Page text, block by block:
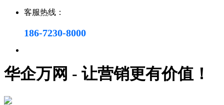
客服热线：
186-7230-8000
华企万网 - 让营销更有价值！